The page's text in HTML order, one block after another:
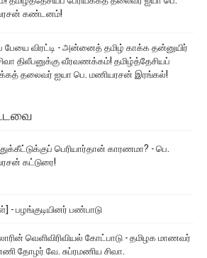
கண்டனம்!
பேயை விரட்டி - அன்னைத் தமிழ் காக்க தன்னுயிர்
திலீபனுக்கு வீரவணக்கம்! தமிழ்த்தேசியப்
தலைவர் ஐயா பெ. மணியரசன் இரங்கல்!
பெரியார்தான் காரணமா? - பெ.
கட்டுரை!
- பழங்குடியினர் பண்பாடு
வெளிவிரிவியல் கோட்பாடு - தமிழக மாணவர்
தோழர் வே. சுப்ரமணிய சிவா.